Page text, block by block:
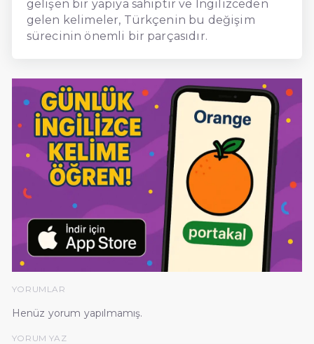
gelişen bir yapıya sahiptir ve İngilizceden
gelen kelimeler, Türkçenin bu değişim
sürecinin önemli bir parçasıdır.
YORUMLAR
Henüz yorum yapılmamış.
YORUM YAZ